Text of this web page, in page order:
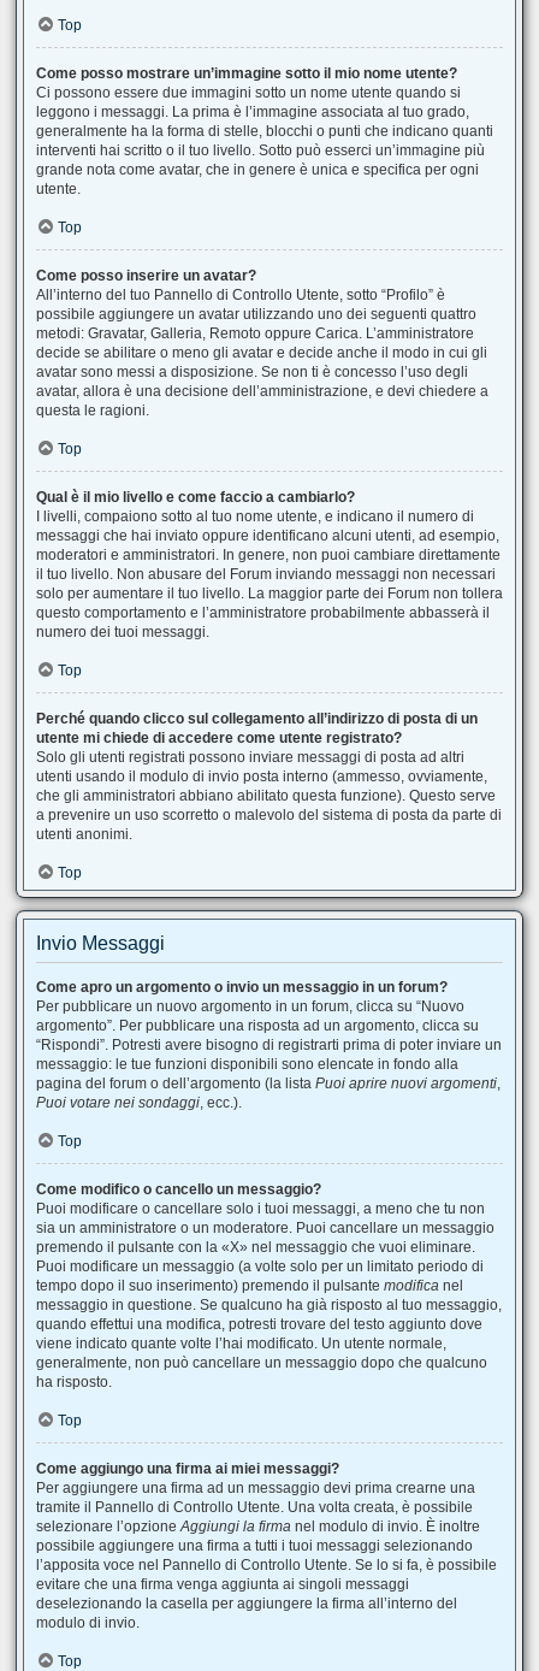
Top
Come posso mostrare un’immagine sotto il mio nome utente?
Ci possono essere due immagini sotto un nome utente quando si
leggono i messaggi. La prima è l’immagine associata al tuo grado,
generalmente ha la forma di stelle, blocchi o punti che indicano quanti
interventi hai scritto o il tuo livello. Sotto può esserci un’immagine più
grande nota come avatar, che in genere è unica e specifica per ogni
utente.
Top
Come posso inserire un avatar?
All’interno del tuo Pannello di Controllo Utente, sotto “Profilo” è
possibile aggiungere un avatar utilizzando uno dei seguenti quattro
metodi: Gravatar, Galleria, Remoto oppure Carica. L’amministratore
decide se abilitare o meno gli avatar e decide anche il modo in cui gli
avatar sono messi a disposizione. Se non ti è concesso l’uso degli
avatar, allora è una decisione dell’amministrazione, e devi chiedere a
questa le ragioni.
Top
Qual è il mio livello e come faccio a cambiarlo?
I livelli, compaiono sotto al tuo nome utente, e indicano il numero di
messaggi che hai inviato oppure identificano alcuni utenti, ad esempio,
moderatori e amministratori. In genere, non puoi cambiare direttamente
il tuo livello. Non abusare del Forum inviando messaggi non necessari
solo per aumentare il tuo livello. La maggior parte dei Forum non tollera
questo comportamento e l’amministratore probabilmente abbasserà il
numero dei tuoi messaggi.
Top
Perché quando clicco sul collegamento all’indirizzo di posta di un
utente mi chiede di accedere come utente registrato?
Solo gli utenti registrati possono inviare messaggi di posta ad altri
utenti usando il modulo di invio posta interno (ammesso, ovviamente,
che gli amministratori abbiano abilitato questa funzione). Questo serve
a prevenire un uso scorretto o malevolo del sistema di posta da parte di
utenti anonimi.
Top
Invio Messaggi
Come apro un argomento o invio un messaggio in un forum?
Per pubblicare un nuovo argomento in un forum, clicca su “Nuovo
argomento”. Per pubblicare una risposta ad un argomento, clicca su
“Rispondi”. Potresti avere bisogno di registrarti prima di poter inviare un
messaggio: le tue funzioni disponibili sono elencate in fondo alla
pagina del forum o dell’argomento (la lista Puoi aprire nuovi argomenti,
Puoi votare nei sondaggi, ecc.).
Top
Come modifico o cancello un messaggio?
Puoi modificare o cancellare solo i tuoi messaggi, a meno che tu non
sia un amministratore o un moderatore. Puoi cancellare un messaggio
premendo il pulsante con la «X» nel messaggio che vuoi eliminare.
Puoi modificare un messaggio (a volte solo per un limitato periodo di
tempo dopo il suo inserimento) premendo il pulsante modifica nel
messaggio in questione. Se qualcuno ha già risposto al tuo messaggio,
quando effettui una modifica, potresti trovare del testo aggiunto dove
viene indicato quante volte l’hai modificato. Un utente normale,
generalmente, non può cancellare un messaggio dopo che qualcuno
ha risposto.
Top
Come aggiungo una firma ai miei messaggi?
Per aggiungere una firma ad un messaggio devi prima crearne una
tramite il Pannello di Controllo Utente. Una volta creata, è possibile
selezionare l’opzioneAggiungi la firma nel modulo di invio. È inoltre
possibile aggiungere una firma a tutti i tuoi messaggi selezionando
l’apposita voce nel Pannello di Controllo Utente. Se lo si fa, è possibile
evitare che una firma venga aggiunta ai singoli messaggi
deselezionando la casella per aggiungere la firma all’interno del
modulo di invio.
Top